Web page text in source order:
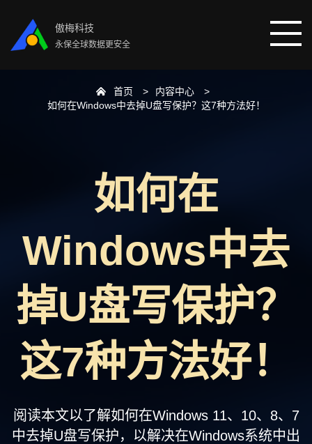
傲梅科技
永保全球数据更安全
支持
首页
内容中心
如何在Windows中去掉U盘写保护？这7种方法好！
如何在
Windows中去
掉U盘写保护？
这7种方法好！
阅读本文以了解如何在Windows 11、10、8、7
中去掉U盘写保护，以解决在Windows系统中出